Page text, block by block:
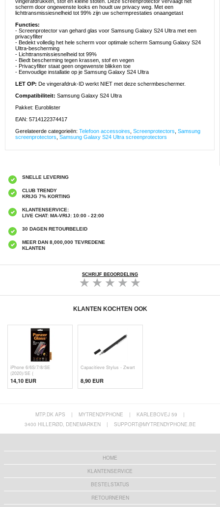
scherm door ongewenste looks en houdt uw privacy weg. Met een
lichttransmissiesnelheid tot 99% zijn uw schermprestaties onaangetast
Functies:
- Screenprotector van gehard glas voor Samsung Galaxy S24 Ultra met een
privacyfilter
- Bedekt volledig het hele scherm voor optimale scherm Samsung Galaxy S24
Ultra-bescherming
- Lichttransmissiesnelheid tot 99%
- Biedt bescherming tegen krassen, stof en vegen
- Privacyfilter staat geen ongewenste blikken toe
- Eenvoudige installatie op je Samsung Galaxy S24 Ultra
LET OP: De vingerafdruk-ID werkt NIET met deze schermbeschermer.
Compatibiliteit: Samsung Galaxy S24 Ultra
Pakket: Euroblister
EAN: 5714122374417
Gerelateerde categorieën: Telefoon accessoires Screenprotectors Samsung
screenprotectors Samsung Galaxy S24 Ultra screenprotectors
SNELLE LEVERING
CLUB TRENDY
KRIJG 7% KORTING
KLANTENSERVICE:
LIVE CHAT: MA-VRIJ: 10:00 - 22:00
30 DAGEN RETOURBELEID
MEER DAN 8,000,000 TEVREDENE
KLANTEN
SCHRIJF BEOORDELING
KLANTEN KOCHTEN OOK
iPhone 6/6S/7/8/SE
(2020)/SE (
14,10 EUR
Capacitieve Stylus - Zwart
8,90 EUR
MTP.DK APS | MYTRENDYPHONE | KARLEBOVEJ 59
|
3400 HILLERØD, DENEMARKEN
| SUPPORT@MYTRENDYPHONE.BE
HOME
KLANTENSERVICE
BESTELSTATUS
RETOURNEREN